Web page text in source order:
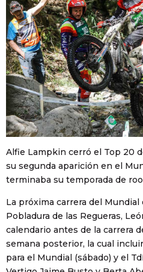
Alfie Lampkin cerró el Top 20
su segunda aparición en el
terminaba su temporada de
La próxima carrera del Mundial
Pobladura de las Regueras,
calendario antes de la carrera
semana posterior, la cual
para el Mundial (sábado) y el